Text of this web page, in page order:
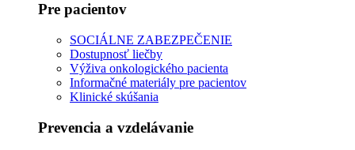
Pre pacientov
SOCIÁLNE ZABEZPEČENIE
Dostupnosť liečby
Výživa onkologického pacienta
Informačné materiály pre pacientov
Klinické skúšania
Prevencia a vzdelávanie